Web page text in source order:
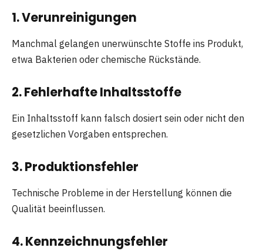
1. Verunreinigungen
Manchmal gelangen unerwünschte Stoffe ins Produkt,
etwa Bakterien oder chemische Rückstände.
2. Fehlerhafte Inhaltsstoffe
Ein Inhaltsstoff kann falsch dosiert sein oder nicht den
gesetzlichen Vorgaben entsprechen.
3. Produktionsfehler
Technische Probleme in der Herstellung können die
Qualität beeinflussen.
4. Kennzeichnungsfehler